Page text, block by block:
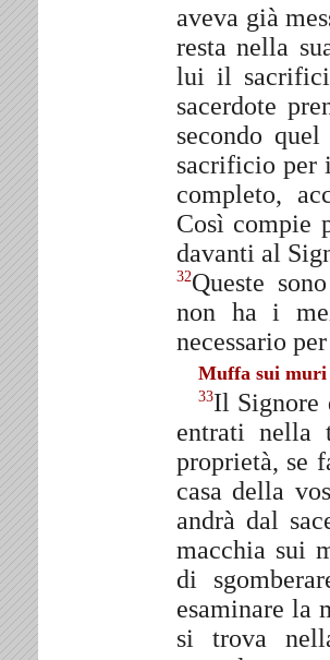
aveva già
resta nella
lui il
sacerdote
secondo
sacrificio per
completo,
Così compie
davanti al
32Queste
non ha i
necessario
Muffa sui muri
33Il Signore
entrati nella
proprietà, se
casa della
andrà dal
macchia sui
di
esaminare la
si trova